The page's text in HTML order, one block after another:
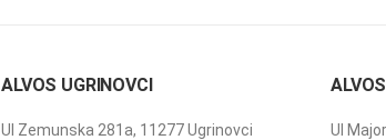
ALVOS UGRINOVCI
Ul Zemunska 281a, 11277 Ugrinovci
Ul